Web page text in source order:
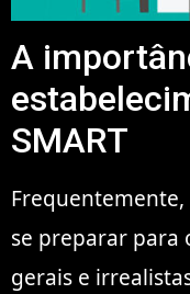
A
SMART
se preparar para
gerais e